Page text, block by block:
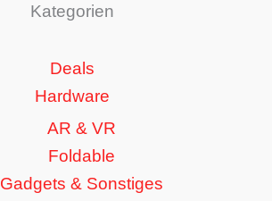
Kategorien
Deals
Hardware
AR & VR
Foldable
Gadgets & Sonstiges